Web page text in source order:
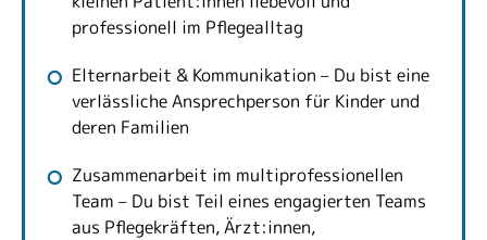
professionell im Pflegealltag
Elternarbeit & Kommunikation – Du bist eine
verlässliche Ansprechperson für Kinder und
deren Familien
Zusammenarbeit im multiprofessionellen
Team – Du bist Teil eines engagierten Teams
aus Pflegekräften, Ärzt:innen,